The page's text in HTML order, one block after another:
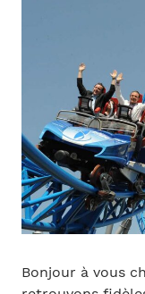
Bonjour à vous